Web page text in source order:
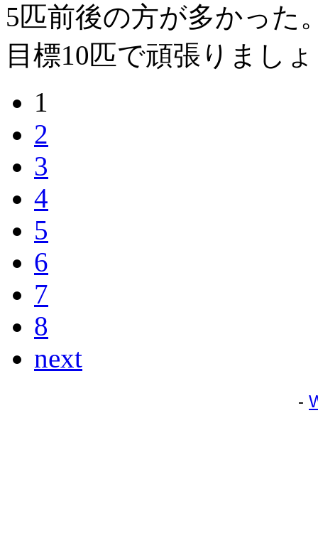
5匹前後の方が多かった
目標10匹で頑張りまし
1
2
3
4
5
6
7
8
next
-